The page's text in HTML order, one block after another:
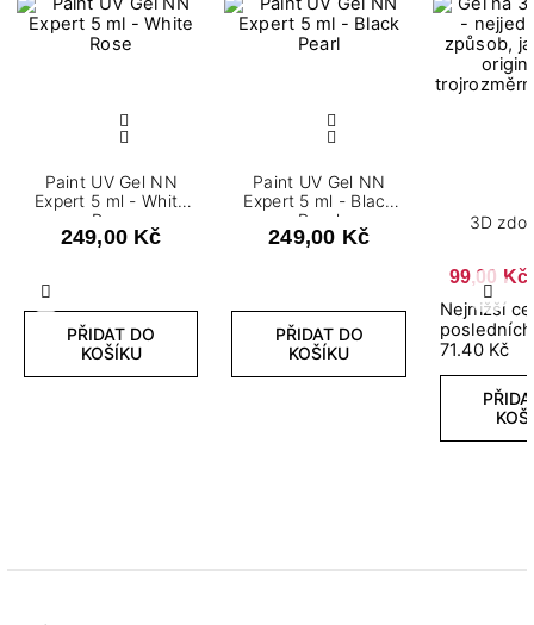
Předchozí Další
Paint UV Gel NN
Expert 5 ml - White
Rose
249,00 Kč
PŘIDAT DO
KOŠÍKU
Paint UV Gel NN
Expert 5 ml - Black
Pearl
249,00 Kč
PŘIDAT DO
KOŠÍKU
3D
99,00 Kč
Nejnižší
71.40 Kč